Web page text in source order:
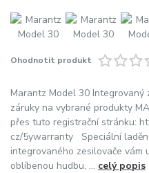
Ohodnotit produkt
Marantz Model 30
záruky na vybrané produkty
přes tuto registrační stránku:
cz/5ywarranty Speciální
integrovaného zesilovače vám
oblíbenou hudbu, ... celý popis